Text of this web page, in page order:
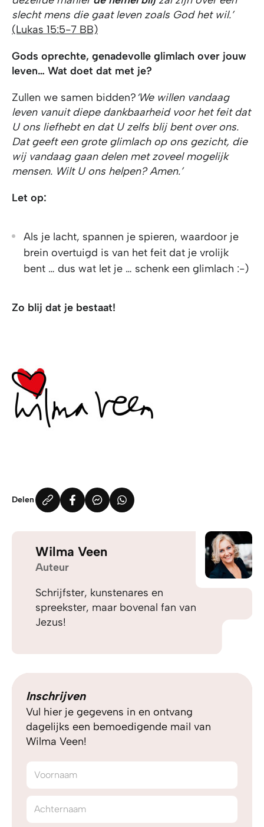
slecht mens die gaat leven zoals God het wil.’
(Lukas 15:5-7 BB)
Gods oprechte, genadevolle glimlach over jouw
leven… Wat doet dat met je?
Zullen we samen bidden?‘We willen vandaag
leven vanuit diepe dankbaarheid voor het feit dat
U ons liefhebt en dat U zelfs blij bent over ons.
Dat geeft een grote glimlach op ons gezicht, die
wij vandaag gaan delen met zoveel mogelijk
mensen. Wilt U ons helpen? Amen.’
Let op:
Als je lacht, spannen je spieren, waardoor je
brein overtuigd is van het feit dat je vrolijk
bent … dus wat let je … schenk een glimlach :-)
Zo blij dat je bestaat!
Delen
Wilma Veen
Auteur
Schrijfster, kunstenares en
spreekster, maar bovenal fan van
Jezus!
Inschrijven
Vul hier je gegevens in en ontvang
dagelijks een bemoedigende mail van
Wilma Veen!
Voornaam
Achternaam